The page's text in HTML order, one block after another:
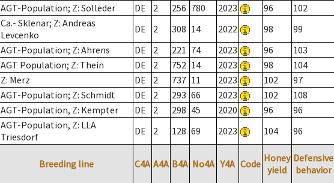
AGT-Population; Z: Solleder DE 2 256 780 2023 96 102
Ca.- Sklenar; Z: Andreas
Levcenko
DE 2 308 14 2022 98 99
AGT-Population; Z: Ahrens DE 2 221 74 2023 96 103
AGT Population; Z: Thein DE 2 752 14 2023 98 104
Z: Merz DE 2 737 11 2023 102 97
AGT-Population; Z: Schmidt DE 2 293 66 2023 102 108
AGT-Population, Z: Kempter DE 2 298 45 2020 96 96
AGT-Population, Z: LLA
Triesdorf
DE 2 128 69 2023 104 96
Breeding line C4A A4A B4A No4A Y4A Code Honey
yield
Defensive
behavior